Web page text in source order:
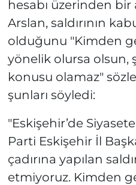
hesabı üzerinden bir
Arslan, saldırının
olduğunu "Kimden
yönelik olursa olsun,
konusu olamaz"
şunları söyledi:
"Eskişehir’de
Parti Eskişehir İl
çadırına yapılan
etmiyoruz. Kimden